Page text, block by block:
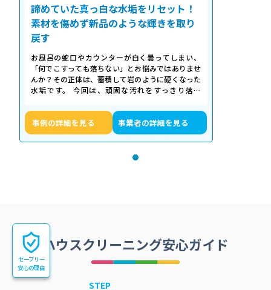
諦めていた真っ白な水垢をリセット！
素材を傷めず新品のような輝きを取り
戻す
お風呂の蛇口やカウンターが白く曇ってしまい、
「何でこすっても落ちない」とお悩みではありませ
んか？その正体は、蓄積して岩のように硬くなった
水垢です。 今回は、頑固な汚れをすっきり落と
事例の詳細を見る 事業者の詳細を見る
ハウスクリーニング安心ガイド
STEP
セーフリー
安心の理由